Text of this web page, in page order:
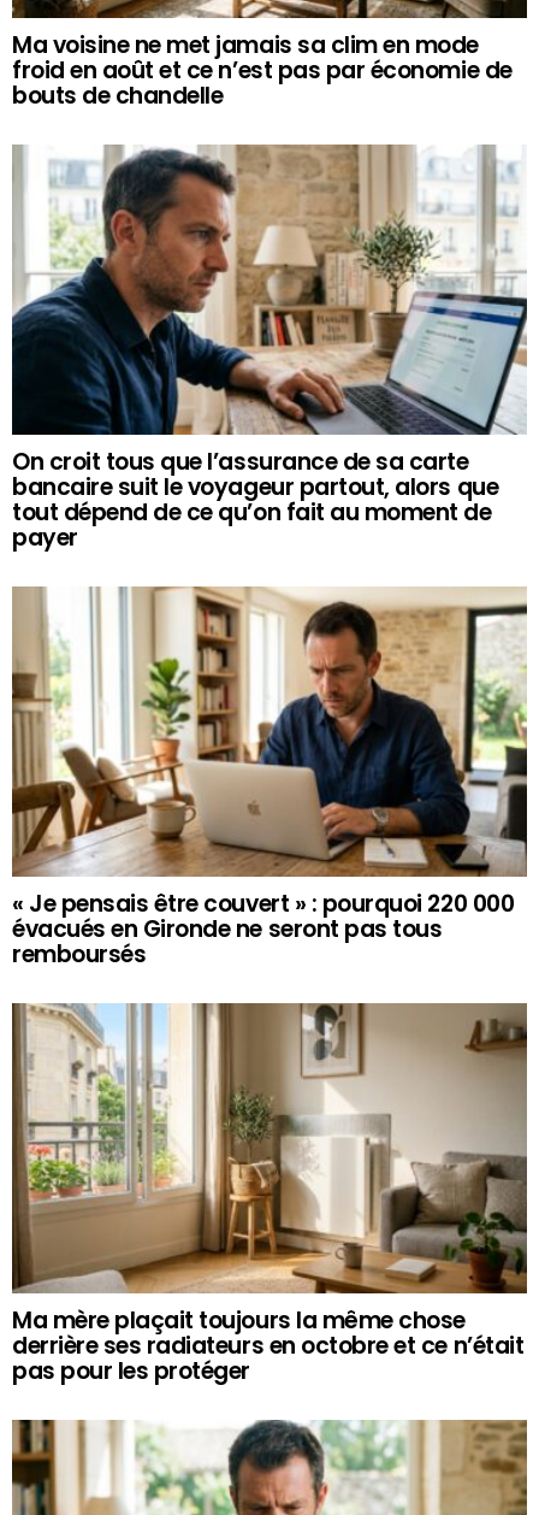
Ma voisine ne met jamais sa clim en mode
froid en août et ce n’est pas par économie de
bouts de chandelle
On croit tous que l’assurance de sa carte
bancaire suit le voyageur partout, alors que
tout dépend de ce qu’on fait au moment de
payer
« Je pensais être couvert » : pourquoi 220 000
évacués en Gironde ne seront pas tous
remboursés
Ma mère plaçait toujours la même chose
derrière ses radiateurs en octobre et ce n’était
pas pour les protéger